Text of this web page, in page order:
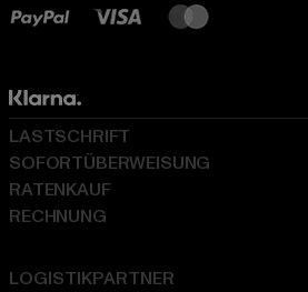
LOGISTIKPARTNER
LASTSCHRIFT
SOFORTÜBERWEISUNG
RATENKAUF
RECHNUNG